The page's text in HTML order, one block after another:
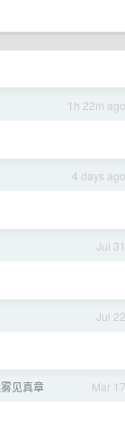
1h 22m ago
4 days ago
Jul 31
Jul 22
Mar 17
见真章